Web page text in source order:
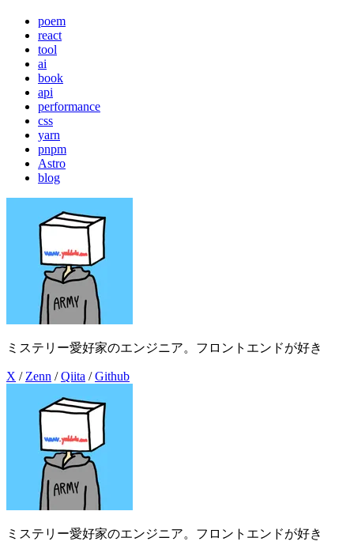
poem
react
tool
ai
book
api
performance
css
yarn
pnpm
Astro
blog
ミステリー愛好家のエンジニア。フロントエンドが好き
X / Zenn / Qiita / Github
ミステリー愛好家のエンジニア。フロントエンドが好き